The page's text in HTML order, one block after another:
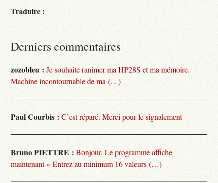
Traduire :
Derniers commentaires
zozobleu : Je souhaite ranimer ma HP28S et ma mémoire.
Machine incontournable de ma (…)
Paul Courbis : C’est réparé. Merci pour le signalement
Bruno PIETTRE : Bonjour, Le programme affiche
maintenant « Entrez au minimum 16 valeurs (…)